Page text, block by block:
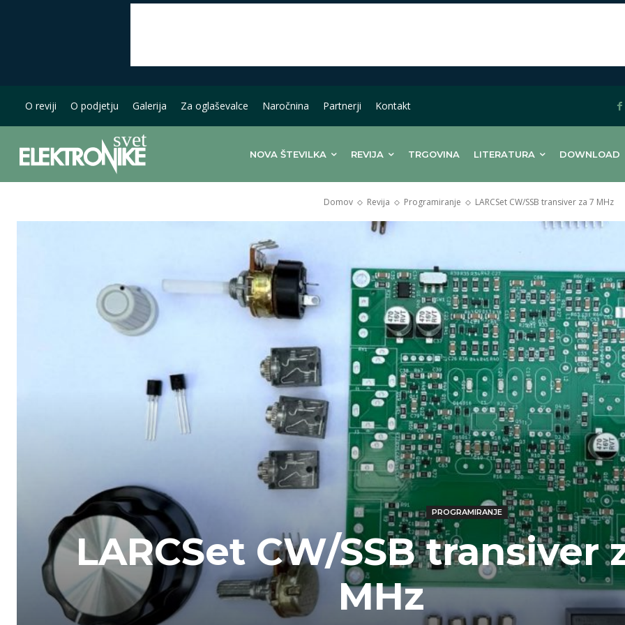
O reviji O podjetju Galerija Za oglaševalce Naročnina Partnerji Kontakt
NOVA ŠTEVILKA REVIJA TRGOVINA LITERATURA DOWNLOAD
Domov Revija Programiranje LARCSet CW/SSB transiver za 7 MHz
PROGRAMIRANJE
LARCSet CW/SSB transiver
MHz